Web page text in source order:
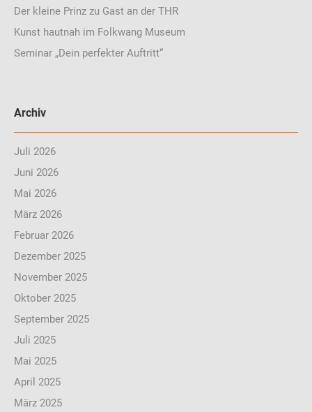
Der kleine Prinz zu Gast an der THR
Kunst hautnah im Folkwang Museum
Seminar „Dein perfekter Auftritt“
Archiv
Juli 2026
Juni 2026
Mai 2026
März 2026
Februar 2026
Dezember 2025
November 2025
Oktober 2025
September 2025
Juli 2025
Mai 2025
April 2025
März 2025